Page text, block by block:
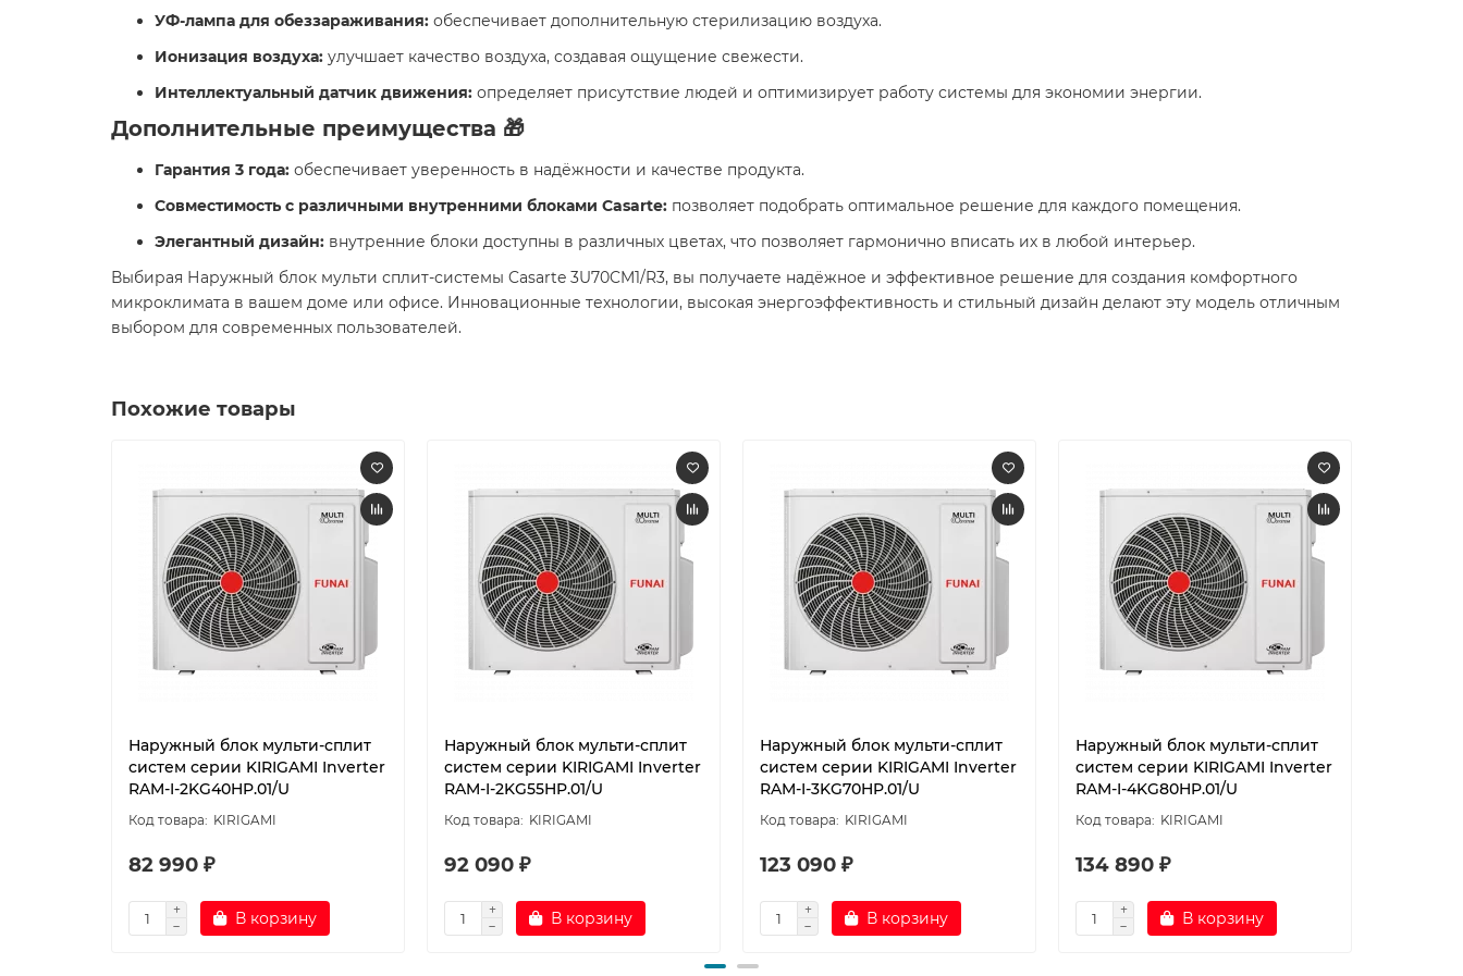
УФ-лампа для обеззараживания: обеспечивает дополнительную стерилизацию воздуха.
Ионизация воздуха: улучшает качество воздуха, создавая ощущение свежести.
Интеллектуальный датчик движения: определяет присутствие людей и оптимизирует работу системы для экономии энергии.
Дополнительные преимущества 🎁
Гарантия 3 года: обеспечивает уверенность в надёжности и качестве продукта.
Совместимость с различными внутренними блоками Casarte: позволяет подобрать оптимальное решение для каждого помещения.
Элегантный дизайн: внутренние блоки доступны в различных цветах, что позволяет гармонично вписать их в любой интерьер.
Выбирая Наружный блок мульти сплит-системы Casarte 3U70CM1/R3, вы получаете надёжное и эффективное решение для создания комфортного
микроклимата в вашем доме или офисе. Инновационные технологии, высокая энергоэффективность и стильный дизайн делают эту модель отличным
выбором для современных пользователей.
Похожие товары
Наружный блок мульти-сплит
систем серии KIRIGAMI Inverter
RAM-I-2KG40HP.01/U
KIRIGAMI
82 990 ₽
В корзину
Наружный блок мульти-сплит
систем серии KIRIGAMI Inverter
RAM-I-2KG55HP.01/U
KIRIGAMI
92 090 ₽
В корзину
Наружный блок мульти-сплит
систем серии KIRIGAMI Inverter
RAM-I-3KG70HP.01/U
KIRIGAMI
123 090 ₽
В корзину
Наружный блок мульти-сплит
систем серии KIRIGAMI Inverter
RAM-I-4KG80HP.01/U
KIRIGAMI
134 890 ₽
В корзину